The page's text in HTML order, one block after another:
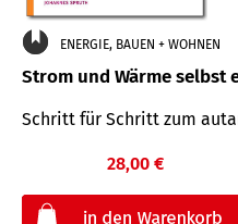
ENERGIE, BAUEN + WOHNEN
Strom und Wärme selbst
Schritt für Schritt zum
28,00 €